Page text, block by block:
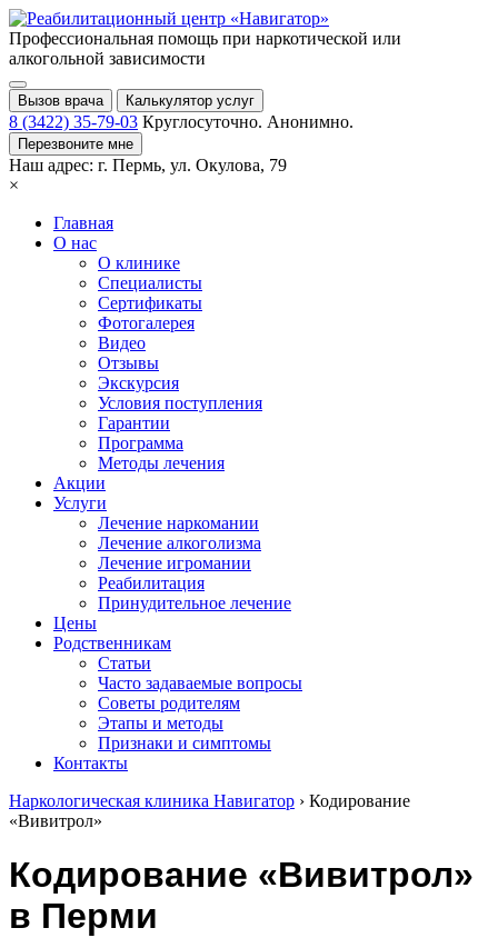
Профессиональная помощь при наркотической или
алкогольной зависимости
Вызов врача Калькулятор услуг
8 (3422) 35-79-03 Круглосуточно. Анонимно.
Перезвоните мне
Наш адрес: г. Пермь, ул. Окулова, 79
×
Главная
О нас
О клинике
Специалисты
Сертификаты
Фотогалерея
Видео
Отзывы
Экскурсия
Условия поступления
Гарантии
Программа
Методы лечения
Акции
Услуги
Лечение наркомании
Лечение алкоголизма
Лечение игромании
Реабилитация
Принудительное лечение
Цены
Родственникам
Статьи
Часто задаваемые вопросы
Советы родителям
Этапы и методы
Признаки и симптомы
Контакты
Наркологическая клиника Навигатор › Кодирование
«Вивитрол»
Кодирование «Вивитрол»
в Перми